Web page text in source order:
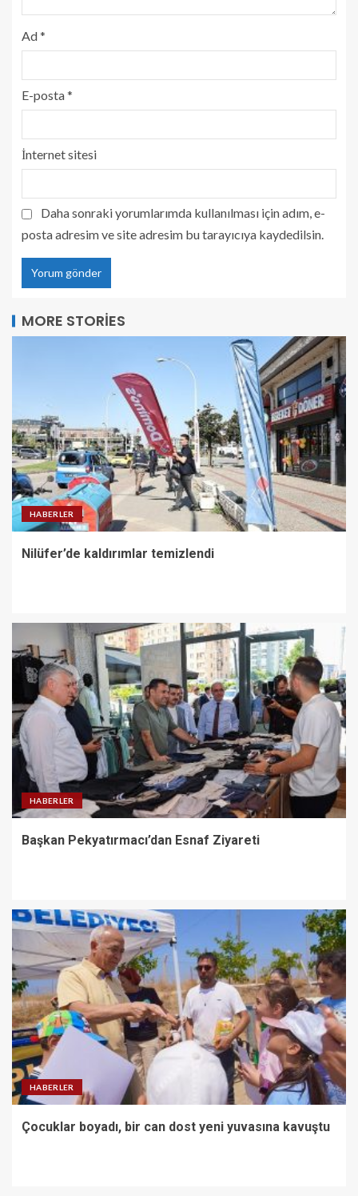
Ad*
E-posta*
İnternet sitesi
Daha sonraki yorumlarımda kullanılması için adım, e-
posta adresim ve site adresim bu tarayıcıya kaydedilsin.
MORE STORIES
HABERLER
Nilüfer’de kaldırımlar temizlendi
HABERLER
Başkan Pekyatırmacı’dan Esnaf Ziyareti
HABERLER
Çocuklar boyadı, bir can dost yeni yuvasına kavuştu